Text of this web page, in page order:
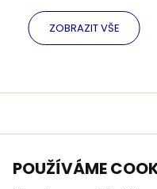
ZOBRAZIT VŠE
cvičení.
POUŽÍVÁME